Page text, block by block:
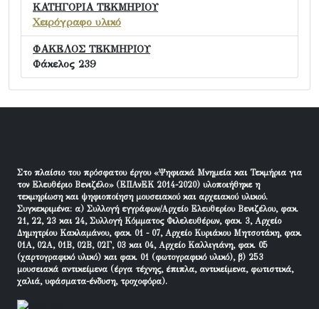
ΚΑΤΗΓΟΡΙΑ ΤΕΚΜΗΡΙΟΥ
Χειρόγραφο υλικό
ΦΑΚΕΛΟΣ ΤΕΚΜΗΡΙΟΥ
Φάκελος 239
Στο πλαίσιο του πρόσφατου έργου «Ψηφιακά Μνημεία και Τεκμήρια για
τον Ελευθέριο Βενιζέλο» (ΕΠΑνΕΚ 2014-2020) υλοποιήθηκε η
τεκμηρίωση και ψηφιοποίηση μουσειακού και αρχειακού υλικού.
Συγκεκριμένα: α) Συλλογή εγγράφων/Αρχείο Ελευθερίου Βενιζέλου, φακ.
21, 22, 23 και 24, Συλλογή Κόμματος Φιλελευθέρων, φακ. 3, Αρχείο
Δημητρίου Κακλαμάνου, φακ. 01 - 07, Αρχείο Κυριάκου Μητσοτάκη, φακ.
01Α, 02Α, 01Β, 02Β, 02Γ, 03 και 04, Αρχείο Καλλιγιάνη, φακ. 05
(χαρτογραφικό υλικό) και φακ. 01 (φωτογραφικό υλικό), β) 253
μουσειακά αντικείμενα (έργα τέχνης, έπιπλα, αντικείμενα, φωτιστικά,
χαλιά, υφάσματα-ένδυση, τροχοφόρα).